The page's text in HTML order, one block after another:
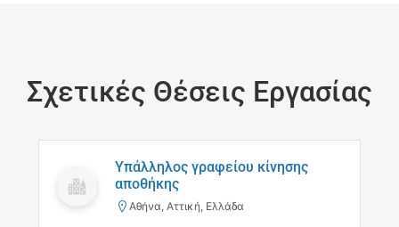
Σχετικές Θέσεις Εργασίας
Υπάλληλος γραφείου κίνησης
αποθήκης
Αθήνα, Αττική, Ελλάδα